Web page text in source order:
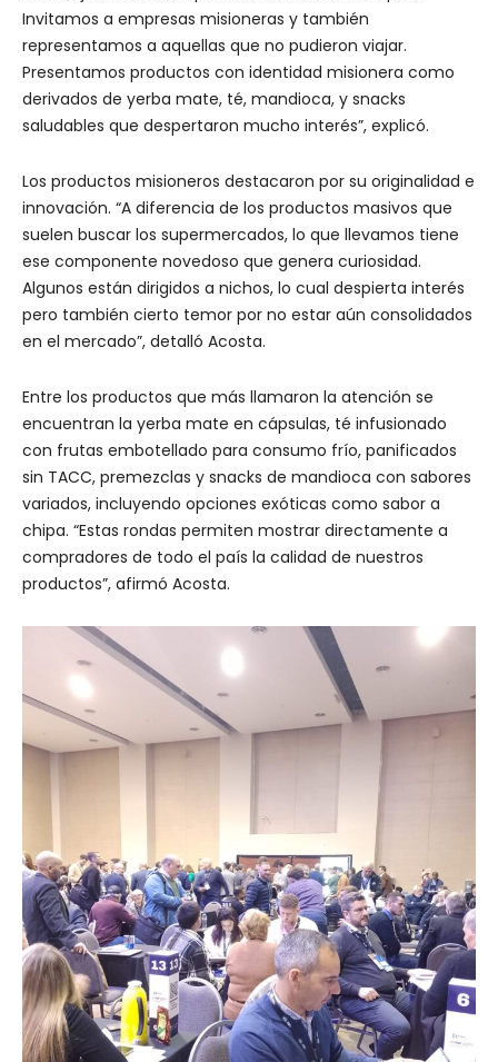
Invitamos a empresas misioneras y también
representamos a aquellas que no pudieron viajar.
Presentamos productos con identidad misionera como
derivados de yerba mate, té, mandioca, y snacks
saludables que despertaron mucho interés”, explicó.
Los productos misioneros destacaron por su originalidad e
innovación. “A diferencia de los productos masivos que
suelen buscar los supermercados, lo que llevamos tiene
ese componente novedoso que genera curiosidad.
Algunos están dirigidos a nichos, lo cual despierta interés
pero también cierto temor por no estar aún consolidados
en el mercado”, detalló Acosta.
Entre los productos que más llamaron la atención se
encuentran la yerba mate en cápsulas, té infusionado
con frutas embotellado para consumo frío, panificados
sin TACC, premezclas y snacks de mandioca con sabores
variados, incluyendo opciones exóticas como sabor a
chipa. “Estas rondas permiten mostrar directamente a
compradores de todo el país la calidad de nuestros
productos”, afirmó Acosta.